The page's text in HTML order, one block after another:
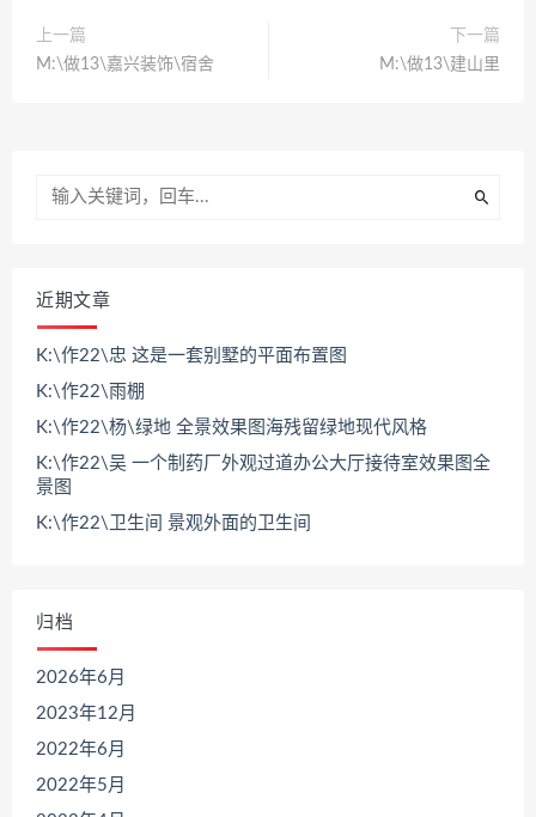
上一篇
M:\做13\嘉兴装饰\宿舍
下一篇
M:\做13\建山里
近期文章
K:\作22\忠 这是一套别墅的平面布置图
K:\作22\雨棚
K:\作22\杨\绿地 全景效果图海残留绿地现代风格
K:\作22\吴 一个制药厂外观过道办公大厅接待室效果图全
景图
K:\作22\卫生间 景观外面的卫生间
归档
2026年6月
2023年12月
2022年6月
2022年5月